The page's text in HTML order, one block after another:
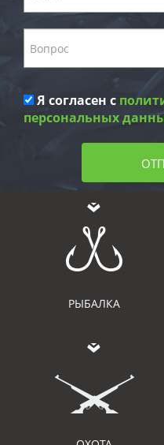
Я согласен с
персональных
РЫБАЛКА